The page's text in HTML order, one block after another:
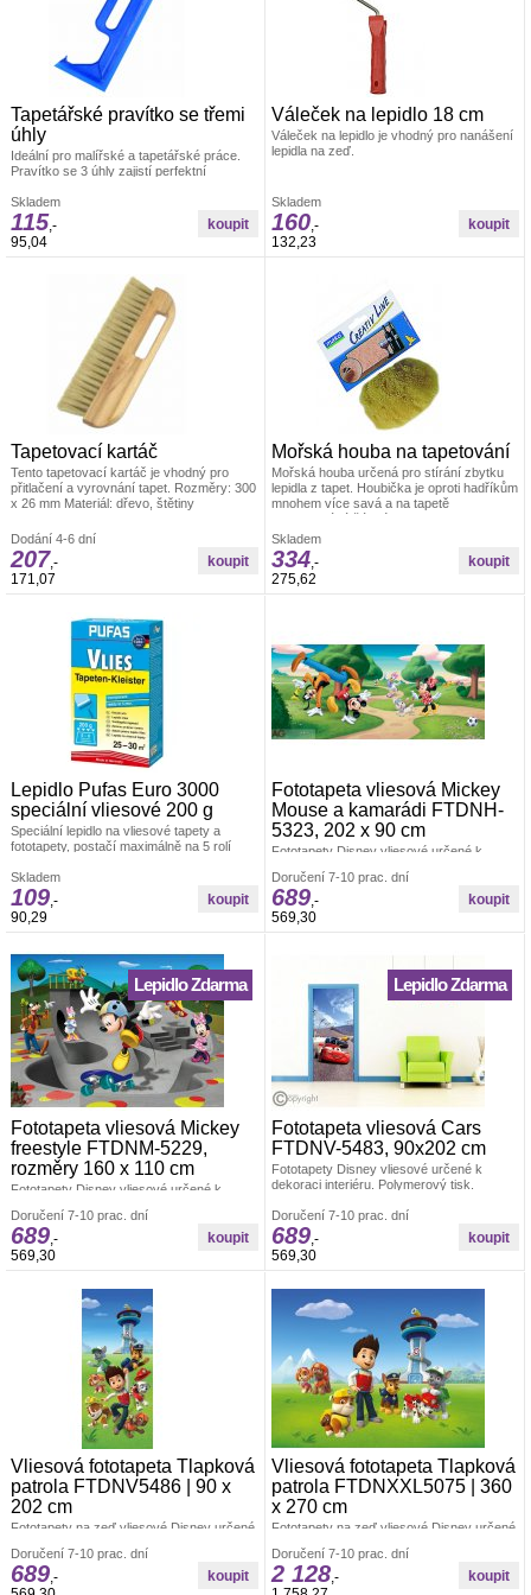
Tapetářské pravítko se třemi
úhly
Ideální pro malířské a tapetářské práce.
Pravítko se 3 úhly zajistí perfektní
hmota
Skladem
115,-
95,04
Váleček na lepidlo 18 cm
Váleček na lepidlo je vhodný pro nanášení
lepidla na zeď.
Skladem
160,-
132,23
Tapetovací kartáč
Tento tapetovací kartáč je vhodný pro
přitlačení a vyrovnání tapet. Rozměry: 300
x 26 mm Materiál: dřevo, štětiny
Dodání 4-6 dní
207,-
171,07
Mořská houba na tapetování
Mořská houba určená pro stírání zbytku
lepidla z tapet. Houbička je oproti hadříkům
mnohem více savá a na tapetě
14 cm
Skladem
334,-
275,62
Lepidlo Pufas Euro 3000
speciální vliesové 200 g
Speciální lepidlo na vliesové tapety a
fototapety, postačí maximálně na 5 rolí
Skladem
109,-
90,29
Fototapeta vliesová Mickey
Mouse a kamarádi FTDNH-
5323, 202 x 90 cm
Fototapety Disney vliesové určené k
Vyrobeno v ČR. Rozměr: š.202 x v.90cm.
Jednoduché lepení fototapety jednoho dílu.
Lepidlo je součástí balení. Lepidlem se
natírá pouze zeď.
Doručení 7-10 prac. dní
689,-
569,30
Fototapeta vliesová Mickey
freestyle FTDNM-5229,
rozměry 160 x 110 cm
Fototapety Disney vliesové určené k
Vyrobeno v ČR. Rozměr: š.160 x v.110cm.
Jednoduché lepení fototapety jednoho dílu.
Lepidlo je součástí balení. Lepidlem se
natírá pouze zeď.
Lepidlo Zdarma
Doručení 7-10 prac. dní
689,-
569,30
Fototapeta vliesová Cars
FTDNV-5483, 90x202 cm
Fototapety Disney vliesové určené k
dekoraci interiéru. Polymerový tisk.
Jednoduché lepení fototapety, jedno dílná.
Lepidlo je součástí balení. Lepidlem se
natírá pouze zeď.
Lepidlo Zdarma
Doručení 7-10 prac. dní
689,-
569,30
Vliesová fototapeta Tlapková
patrola FTDNV5486 | 90 x
202 cm
Fototapety na zeď vliesové Disney určené
rozměry š.90 x v.202cm. Jednoduché
lepení fototapety, jednodílná. Lepidlo je
součástí balení. Lepidlem se natírá pouze
Doručení 7-10 prac. dní
689,-
Vliesová fototapeta Tlapková
patrola FTDNXXL5075 | 360
x 270 cm
Fototapety na zeď vliesové Disney určené
rozměry š.360 x v.270 cm. Jednoduché
lepení fototapety ve čtyřech pruzích.
Lepidlo je součástí balení. Lepidlem se
Doručení 7-10 prac. dní
2 128,-